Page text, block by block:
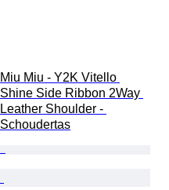
Miu Miu - Y2K Vitello
Shine Side Ribbon 2Way
Leather Shoulder -
Schoudertas